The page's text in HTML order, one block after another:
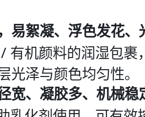
易絮凝、浮色发花、
有机颜料的润湿包
光泽与颜色均匀性。
宽、凝胶多、机械稳